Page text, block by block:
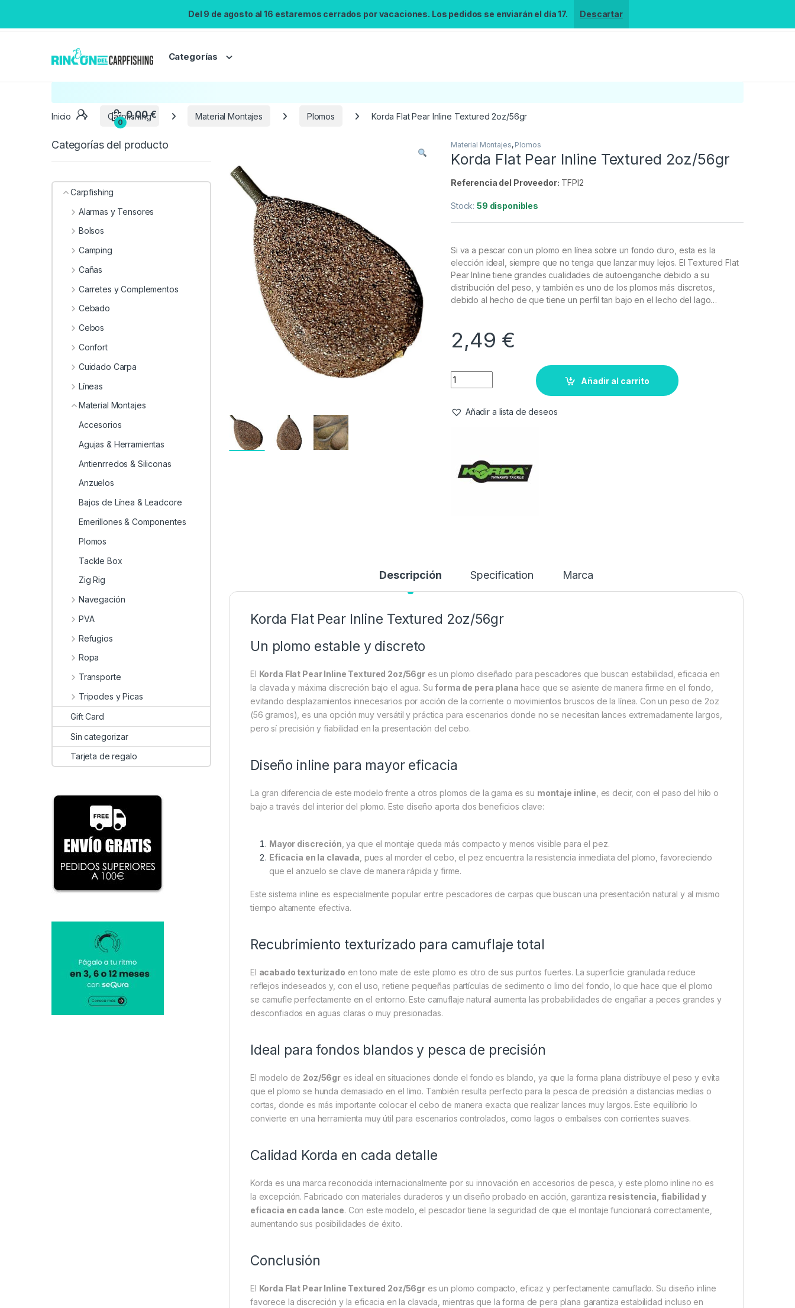
Del 9 de agosto al 16 estaremos cerrados por vacaciones. Los pedidos se enviarán el día 17. Descartar
Categorías
Búsqueda no disponible
No se pudo cargar el widget de búsqueda.
Inicio Carpfishing Material Montajes Plomos Korda Flat Pear Inline Textured 2oz/56gr
Material Montajes, Plomos
Korda Flat Pear Inline Textured 2oz/56gr
Referencia del Proveedor: TFPI2
Stock:59 disponibles
Si va a pescar con un plomo en línea sobre un fondo duro, esta es la
elección ideal, siempre que no tenga que lanzar muy lejos. El Textured Flat
Pear Inline tiene grandes cualidades de autoenganche debido a su
distribución del peso, y también es uno de los plomos más discretos,
debido al hecho de que tiene un perfil tan bajo en el lecho del lago…
2,49 €
Añadir al carrito
Añadir a lista de deseos
Descripción Specification Marca
Korda Flat Pear Inline Textured 2oz/56gr
Un plomo estable y discreto
El Korda Flat Pear Inline Textured 2oz/56gr es un plomo diseñado para pescadores que buscan estabilidad, eficacia en
la clavada y máxima discreción bajo el agua. Suforma de pera plana hace que se asiente de manera firme en el fondo,
evitando desplazamientos innecesarios por acción de la corriente o movimientos bruscos de la línea. Con un peso de 2oz
(56 gramos), es una opción muy versátil y práctica para escenarios donde no se necesitan lances extremadamente largos,
pero sí precisión y fiabilidad en la presentación del cebo.
Diseño inline para mayor eficacia
La gran diferencia de este modelo frente a otros plomos de la gama es su montaje inline , es decir, con el paso del hilo o
bajo a través del interior del plomo. Este diseño aporta dos beneficios clave:
Mayor discreción , ya que el montaje queda más compacto y menos visible para el pez.
Eficacia en la clavada , pues al morder el cebo, el pez encuentra la resistencia inmediata del plomo, favoreciendo
que el anzuelo se clave de manera rápida y firme.
Este sistema inline es especialmente popular entre pescadores de carpas que buscan una presentación natural y al mismo
tiempo altamente efectiva.
Recubrimiento texturizado para camuflaje total
El acabado texturizado en tono mate de este plomo es otro de sus puntos fuertes. La superficie granulada reduce
reflejos indeseados y, con el uso, retiene pequeñas partículas de sedimento o limo del fondo, lo que hace que el plomo
se camufle perfectamente en el entorno. Este camuflaje natural aumenta las probabilidades de engañar a peces grandes y
desconfiados en aguas claras o muy presionadas.
Ideal para fondos blandos y pesca de precisión
El modelo de 2oz/56gr es ideal en situaciones donde el fondo es blando, ya que la forma plana distribuye el peso y evita
que el plomo se hunda demasiado en el limo. También resulta perfecto para la pesca de precisión a distancias medias o
cortas, donde es más importante colocar el cebo de manera exacta que realizar lances muy largos. Este equilibrio lo
convierte en una herramienta muy útil para escenarios controlados, como lagos o embalses con corrientes suaves.
Calidad Korda en cada detalle
Korda es una marca reconocida internacionalmente por su innovación en accesorios de pesca, y este plomo inline no es
la excepción. Fabricado con materiales duraderos y un diseño probado en acción, garantiza resistencia, fiabilidad y
eficacia en cada lance. Con este modelo, el pescador tiene la seguridad de que el montaje funcionará correctamente,
aumentando sus posibilidades de éxito.
Conclusión
El Korda Flat Pear Inline Textured 2oz/56gr es un plomo compacto, eficaz y perfectamente camuflado. Su diseño inline
favorece la discreción y la eficacia en la clavada, mientras que la forma de pera plana garantiza estabilidad incluso en
Categorías del producto
Carpfishing
Alarmas y Tensores
Bolsos
Camping
Cañas
Carretes y Complementos
Cebado
Cebos
Confort
Cuidado Carpa
Líneas
Material Montajes
Accesorios
Agujas & Herramientas
Antienrredos & Siliconas
Anzuelos
Bajos de Línea & Leadcore
Emerillones & Componentes
Plomos
Tackle Box
Zig Rig
Navegación
PVA
Refugios
Ropa
Transporte
Tripodes y Picas
Gift Card
Sin categorizar
Tarjeta de regalo